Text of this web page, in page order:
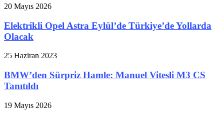
20 Mayıs 2026
Elektrikli Opel Astra Eylül’de Türkiye’de Yollarda
Olacak
25 Haziran 2023
BMW’den Sürpriz Hamle: Manuel Vitesli M3 CS
Tanıtıldı
19 Mayıs 2026